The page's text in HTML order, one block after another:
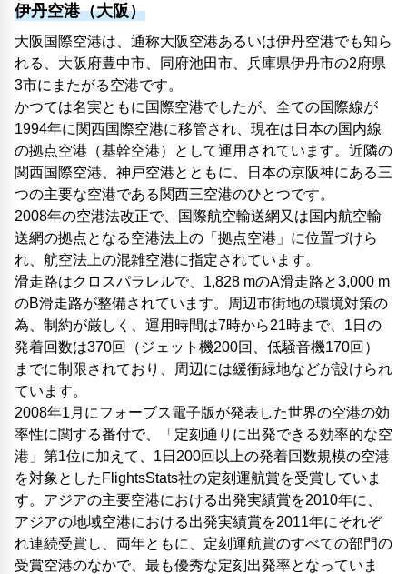
伊丹空港（大阪）
大阪国際空港は、通称大阪空港あるいは伊丹空港でも知ら
れる、大阪府豊中市、同府池田市、兵庫県伊丹市の2府県
3市にまたがる空港です。
かつては名実ともに国際空港でしたが、全ての国際線が
1994年に関西国際空港に移管され、現在は日本の国内線
の拠点空港（基幹空港）として運用されています。近隣の
関西国際空港、神戸空港とともに、日本の京阪神にある三
つの主要な空港である関西三空港のひとつです。
2008年の空港法改正で、国際航空輸送網又は国内航空輸
送網の拠点となる空港法上の「拠点空港」に位置づけら
れ、航空法上の混雑空港に指定されています。
滑走路はクロスパラレルで、1,828 mのA滑走路と3,000 m
のB滑走路が整備されています。周辺市街地の環境対策の
為、制約が厳しく、運用時間は7時から21時まで、1日の
発着回数は370回（ジェット機200回、低騒音機170回）
までに制限されており、周辺には緩衝緑地などが設けられ
ています。
2008年1月にフォーブス電子版が発表した世界の空港の効
率性に関する番付で、「定刻通りに出発できる効率的な空
港」第1位に加えて、1日200回以上の発着回数規模の空港
を対象としたFlightsStats社の定刻運航賞を受賞していま
す。アジアの主要空港における出発実績賞を2010年に、
アジアの地域空港における出発実績賞を2011年にそれぞ
れ連続受賞し、両年ともに、定刻運航賞のすべての部門の
受賞空港のなかで、最も優秀な定刻出発率となっていま